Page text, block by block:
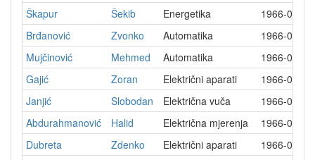
Škapur
Šekib Energetika
1966-08-01
Brđanović
Zvonko Automatika
1966-07-15
Mujčinović
Mehmed Automatika
1966-06-29
Gajić
Zoran Električni aparati
1966-06-10
Janjić
Slobodan Električna vuča
1966-05-31
Abdurahmanović
Halid Električna mjerenja
1966-05-06
Dubreta
Zdenko Električni aparati
1966-04-08